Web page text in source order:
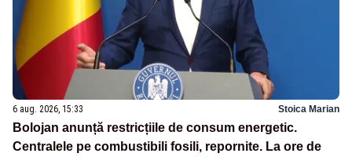
6 aug. 2026, 15:33 Stoica Marian
Bolojan anunță restricțiile de consum energetic.
Centralele pe combustibili fosili, repornite. La ore de